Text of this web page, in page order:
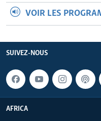
VOIR LES
SUIVEZ-NOUS
AFRICA